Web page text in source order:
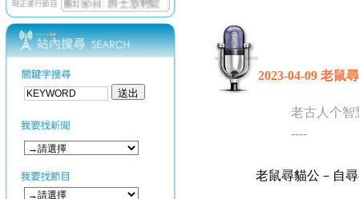
2023-04-09 老鼠
老古人个智
----
老鼠尋貓公－自